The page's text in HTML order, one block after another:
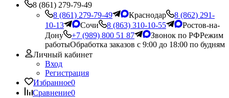
8 (861) 279-79-49
8 (861) 279-79-49
Краснодар
8 (862) 291-
10-13
Сочи 8 (863) 310-10-55
Ростов-на-
Дону
+7 (989) 800 51 87 Звонок по РФРежим
работыОбработка заказов с 9:00 до 18:00 по будням
Личный кабинет
Вход
Регистрация
Избранное0
Сравнение0